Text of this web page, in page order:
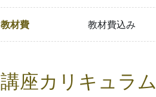
教材費 教材費込み
講座カリキュラム